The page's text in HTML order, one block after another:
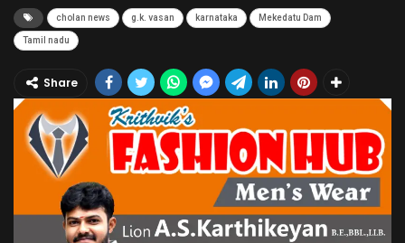
cholan news g.k. vasan karnataka Mekedatu Dam
Tamil nadu
Share